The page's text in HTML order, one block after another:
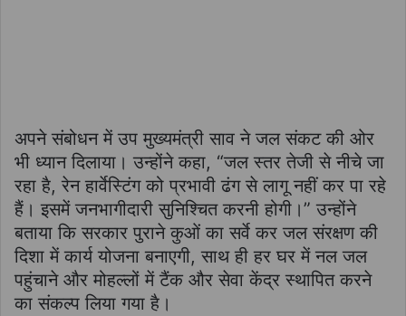
अपने संबोधन में उप मुख्यमंत्री साव ने जल संकट की ओर
भी ध्यान दिलाया। उन्होंने कहा, “जल स्तर तेजी से नीचे जा
रहा है, रेन हार्वेस्टिंग को प्रभावी ढंग से लागू नहीं कर पा रहे
हैं। इसमें जनभागीदारी सुनिश्चित करनी होगी।” उन्होंने
बताया कि सरकार पुराने कुओं का सर्वे कर जल संरक्षण की
दिशा में कार्य योजना बनाएगी, साथ ही हर घर में नल जल
पहुंचाने और मोहल्लों में टैंक और सेवा केंद्र स्थापित करने
का संकल्प लिया गया है।